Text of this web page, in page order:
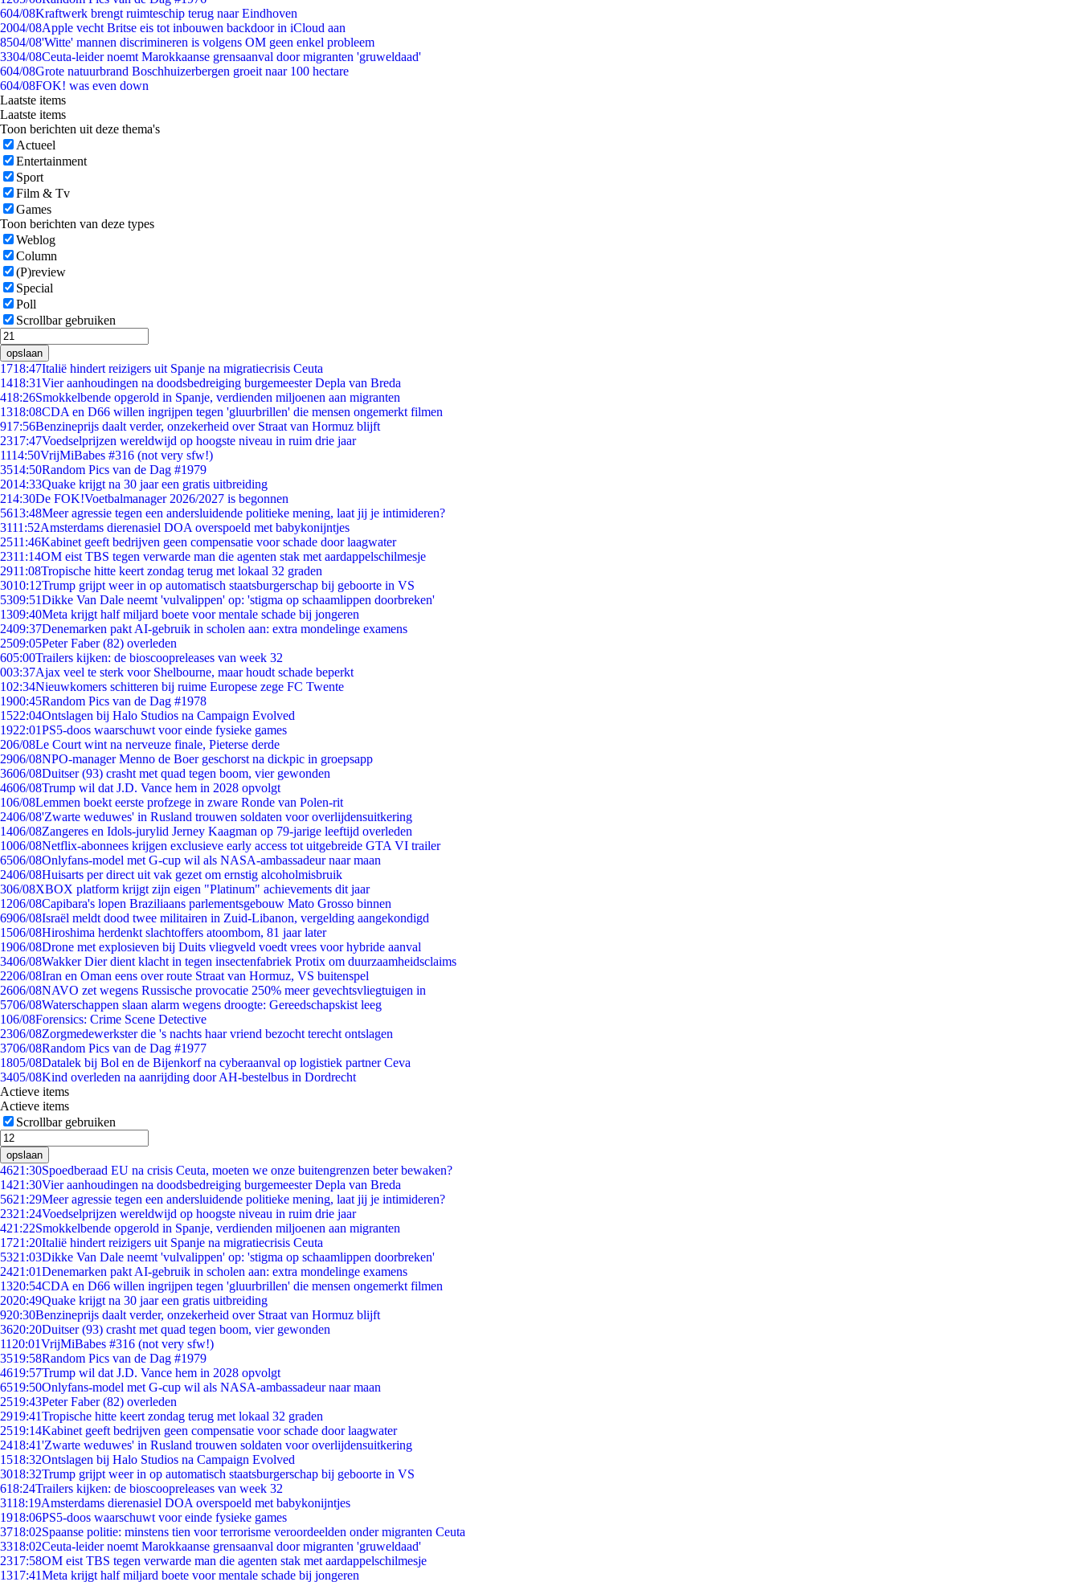
604/08Kraftwerk brengt ruimteschip terug naar Eindhoven
2004/08Apple vecht Britse eis tot inbouwen backdoor in iCloud aan
8504/08'Witte' mannen discrimineren is volgens OM geen enkel probleem
3304/08Ceuta-leider noemt Marokkaanse grensaanval door migranten 'gruweldaad'
604/08Grote natuurbrand Boschhuizerbergen groeit naar 100 hectare
604/08FOK! was even down
Laatste items
Laatste items
Toon berichten uit deze thema's
Actueel
Entertainment
Sport
Film & Tv
Games
Toon berichten van deze types
Weblog
Column
(P)review
Special
Poll
Scrollbar gebruiken
opslaan
1718:47Italië hindert reizigers uit Spanje na migratiecrisis Ceuta
1418:31Vier aanhoudingen na doodsbedreiging burgemeester Depla van Breda
418:26Smokkelbende opgerold in Spanje, verdienden miljoenen aan migranten
1318:08CDA en D66 willen ingrijpen tegen 'gluurbrillen' die mensen ongemerkt filmen
917:56Benzineprijs daalt verder, onzekerheid over Straat van Hormuz blijft
2317:47Voedselprijzen wereldwijd op hoogste niveau in ruim drie jaar
1114:50VrijMiBabes #316 (not very sfw!)
3514:50Random Pics van de Dag #1979
2014:33Quake krijgt na 30 jaar een gratis uitbreiding
214:30De FOK!Voetbalmanager 2026/2027 is begonnen
5613:48Meer agressie tegen een andersluidende politieke mening, laat jij je intimideren?
3111:52Amsterdams dierenasiel DOA overspoeld met babykonijntjes
2511:46Kabinet geeft bedrijven geen compensatie voor schade door laagwater
2311:14OM eist TBS tegen verwarde man die agenten stak met aardappelschilmesje
2911:08Tropische hitte keert zondag terug met lokaal 32 graden
3010:12Trump grijpt weer in op automatisch staatsburgerschap bij geboorte in VS
5309:51Dikke Van Dale neemt 'vulvalippen' op: 'stigma op schaamlippen doorbreken'
1309:40Meta krijgt half miljard boete voor mentale schade bij jongeren
2409:37Denemarken pakt AI-gebruik in scholen aan: extra mondelinge examens
2509:05Peter Faber (82) overleden
605:00Trailers kijken: de bioscoopreleases van week 32
003:37Ajax veel te sterk voor Shelbourne, maar houdt schade beperkt
102:34Nieuwkomers schitteren bij ruime Europese zege FC Twente
1900:45Random Pics van de Dag #1978
1522:04Ontslagen bij Halo Studios na Campaign Evolved
1922:01PS5-doos waarschuwt voor einde fysieke games
206/08Le Court wint na nerveuze finale, Pieterse derde
2906/08NPO-manager Menno de Boer geschorst na dickpic in groepsapp
3606/08Duitser (93) crasht met quad tegen boom, vier gewonden
4606/08Trump wil dat J.D. Vance hem in 2028 opvolgt
106/08Lemmen boekt eerste profzege in zware Ronde van Polen-rit
2406/08'Zwarte weduwes' in Rusland trouwen soldaten voor overlijdensuitkering
1406/08Zangeres en Idols-jurylid Jerney Kaagman op 79-jarige leeftijd overleden
1006/08Netflix-abonnees krijgen exclusieve early access tot uitgebreide GTA VI trailer
6506/08Onlyfans-model met G-cup wil als NASA-ambassadeur naar maan
2406/08Huisarts per direct uit vak gezet om ernstig alcoholmisbruik
306/08XBOX platform krijgt zijn eigen "Platinum" achievements dit jaar
1206/08Capibara's lopen Braziliaans parlementsgebouw Mato Grosso binnen
6906/08Israël meldt dood twee militairen in Zuid-Libanon, vergelding aangekondigd
1506/08Hiroshima herdenkt slachtoffers atoombom, 81 jaar later
1906/08Drone met explosieven bij Duits vliegveld voedt vrees voor hybride aanval
3406/08Wakker Dier dient klacht in tegen insectenfabriek Protix om duurzaamheidsclaims
2206/08Iran en Oman eens over route Straat van Hormuz, VS buitenspel
2606/08NAVO zet wegens Russische provocatie 250% meer gevechtsvliegtuigen in
5706/08Waterschappen slaan alarm wegens droogte: Gereedschapskist leeg
106/08Forensics: Crime Scene Detective
2306/08Zorgmedewerkster die 's nachts haar vriend bezocht terecht ontslagen
3706/08Random Pics van de Dag #1977
1805/08Datalek bij Bol en de Bijenkorf na cyberaanval op logistiek partner Ceva
3405/08Kind overleden na aanrijding door AH-bestelbus in Dordrecht
Actieve items
Actieve items
Scrollbar gebruiken
opslaan
4621:30Spoedberaad EU na crisis Ceuta, moeten we onze buitengrenzen beter bewaken?
1421:30Vier aanhoudingen na doodsbedreiging burgemeester Depla van Breda
5621:29Meer agressie tegen een andersluidende politieke mening, laat jij je intimideren?
2321:24Voedselprijzen wereldwijd op hoogste niveau in ruim drie jaar
421:22Smokkelbende opgerold in Spanje, verdienden miljoenen aan migranten
1721:20Italië hindert reizigers uit Spanje na migratiecrisis Ceuta
5321:03Dikke Van Dale neemt 'vulvalippen' op: 'stigma op schaamlippen doorbreken'
2421:01Denemarken pakt AI-gebruik in scholen aan: extra mondelinge examens
1320:54CDA en D66 willen ingrijpen tegen 'gluurbrillen' die mensen ongemerkt filmen
2020:49Quake krijgt na 30 jaar een gratis uitbreiding
920:30Benzineprijs daalt verder, onzekerheid over Straat van Hormuz blijft
3620:20Duitser (93) crasht met quad tegen boom, vier gewonden
11 20:01VrijMiBabes #316 (not very sfw!)
3519:58Random Pics van de Dag #1979
4619:57Trump wil dat J.D. Vance hem in 2028 opvolgt
6519:50Onlyfans-model met G-cup wil als NASA-ambassadeur naar maan
2519:43Peter Faber (82) overleden
2919:41Tropische hitte keert zondag terug met lokaal 32 graden
2519:14Kabinet geeft bedrijven geen compensatie voor schade door laagwater
2418:41'Zwarte weduwes' in Rusland trouwen soldaten voor overlijdensuitkering
1518:32Ontslagen bij Halo Studios na Campaign Evolved
3018:32Trump grijpt weer in op automatisch staatsburgerschap bij geboorte in VS
618:24Trailers kijken: de bioscoopreleases van week 32
3118:19Amsterdams dierenasiel DOA overspoeld met babykonijntjes
1918:06PS5-doos waarschuwt voor einde fysieke games
3718:02Spaanse politie: minstens tien voor terrorisme veroordeelden onder migranten Ceuta
3318:02Ceuta-leider noemt Marokkaanse grensaanval door migranten 'gruweldaad'
2317:58OM eist TBS tegen verwarde man die agenten stak met aardappelschilmesje
1317:41Meta krijgt half miljard boete voor mentale schade bij jongeren